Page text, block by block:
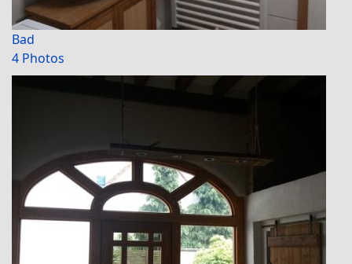
Bad
4 Photos